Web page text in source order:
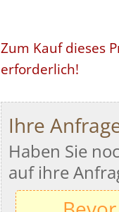
Zum Kauf dieses
erforderlich!
Ihre
Haben Sie
auf ihre